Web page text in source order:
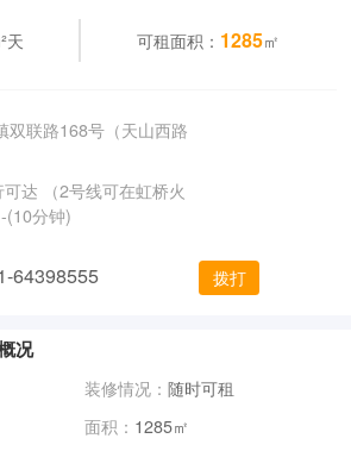
天 可租面积： 1285㎡
双联路168号（天山西路
达 （2号线可在虹桥火
(10分钟)
64398555 拨打
况
装修情况： 随时可租
面积： 1285㎡